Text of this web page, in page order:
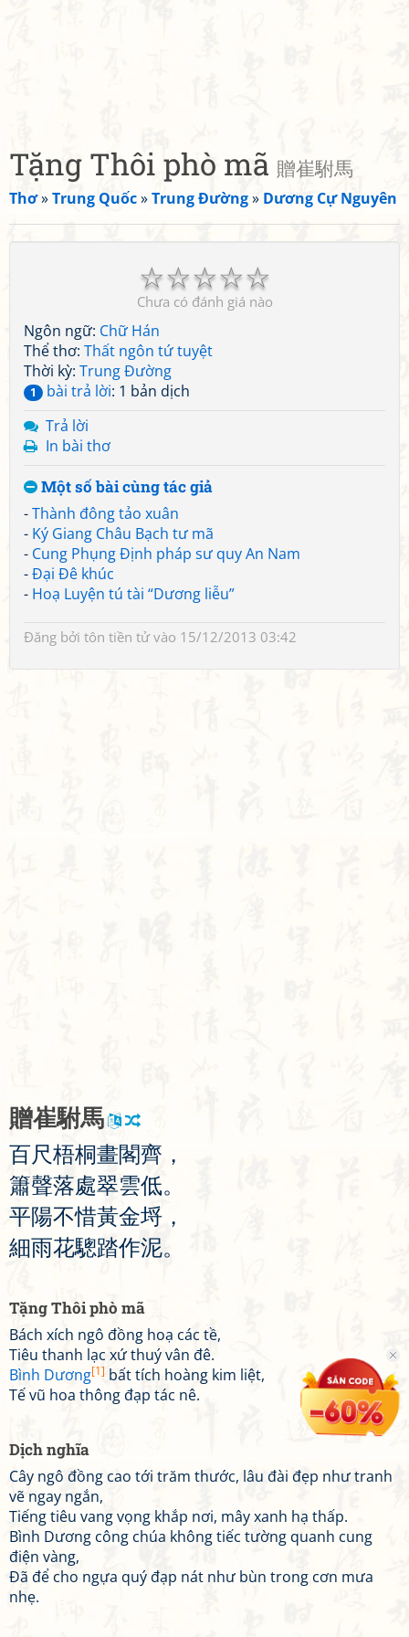
Tặng Thôi phò mã 贈崔駙馬
Thơ»Trung Quốc»Trung Đường» Dương Cự Nguyên
☆
☆
☆
☆
☆
Chưa có đánh giá nào
Ngôn ngữ: Chữ Hán
Thể thơ: Thất ngôn tứ tuyệt
Thời kỳ: Trung Đường
1 bài trả lời: 1 bản dịch
Trả lời
In bài thơ
Một số bài cùng tác giả
-Thành đông tảo xuân
- Ký Giang Châu Bạch tư mã
- Cung Phụng Định pháp sư quy An Nam
-Đại Đê khúc
- Hoạ Luyện tú tài “Dương liễu”
Đăng bởi tôn tiền tửvào 15/12/2013 03:42
贈崔駙馬
百尺梧桐畫閣齊 ，
簫聲落處翠雲低。
平陽不惜黃金埒 ，
細雨花驄踏作泥。
Tặng Thôi phò mã
Bách xích ngô đồng hoạ các tề,
Tiêu thanh lạc xứ thuý vân đê.
Bình Dương[1] bất tích hoàng kim liệt,
Tế vũ hoa thông đạp tác nê.
Dịch nghĩa
Cây ngô đồng cao tới trăm thước, lâu đài đẹp như tranh
vẽ ngay ngắn,
Tiếng tiêu vang vọng khắp nơi, mây xanh hạ thấp.
Bình Dương công chúa không tiếc tường quanh cung
điện vàng,
Đã để cho ngựa quý đạp nát như bùn trong cơn mưa
nhẹ.